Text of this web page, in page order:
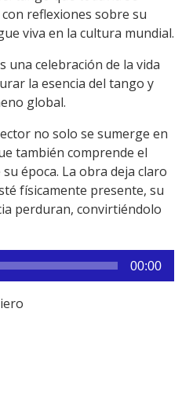
reflexiones sobre su
viva en la cultura mundial.
una celebración de la vida
la esencia del tango y
global.
no solo se sumerge en
también comprende el
época. La obra deja claro
físicamente presente, su
perduran, convirtiéndolo
00:00